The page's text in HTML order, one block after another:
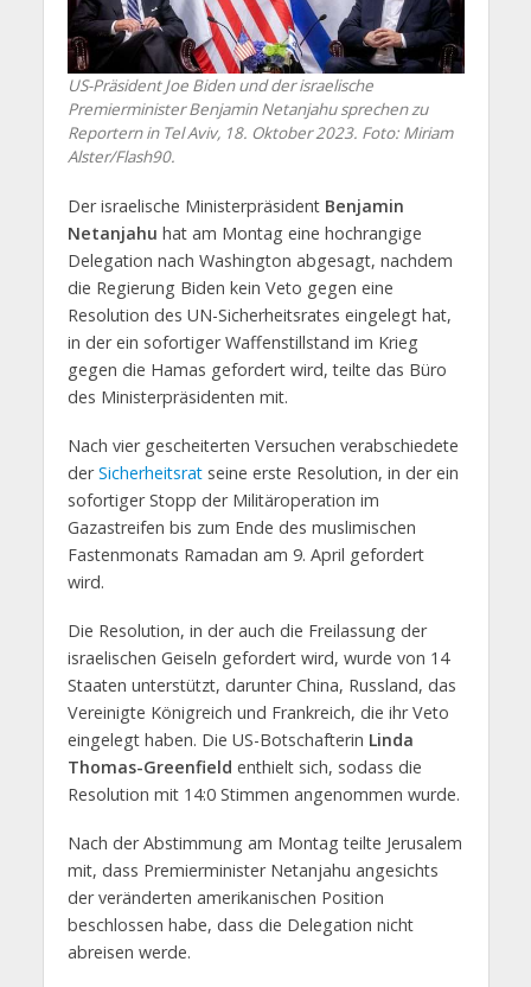
US-Präsident Joe Biden und der israelische
Premierminister Benjamin Netanjahu sprechen zu
Reportern in Tel Aviv, 18. Oktober 2023. Foto: Miriam
Alster/Flash90.
Der israelische Ministerpräsident Benjamin
Netanjahu hat am Montag eine hochrangige
Delegation nach Washington abgesagt, nachdem
die Regierung Biden kein Veto gegen eine
Resolution des UN-Sicherheitsrates eingelegt hat,
in der ein sofortiger Waffenstillstand im Krieg
gegen die Hamas gefordert wird, teilte das Büro
des Ministerpräsidenten mit.
Nach vier gescheiterten Versuchen verabschiedete
derSicherheitsratseine erste Resolution, in der ein
sofortiger Stopp der Militäroperation im
Gazastreifen bis zum Ende des muslimischen
Fastenmonats Ramadan am 9. April gefordert
wird.
Die Resolution, in der auch die Freilassung der
israelischen Geiseln gefordert wird, wurde von 14
Staaten unterstützt, darunter China, Russland, das
Vereinigte Königreich und Frankreich, die ihr Veto
eingelegt haben. Die US-Botschafterin Linda
Thomas-Greenfield enthielt sich, sodass die
Resolution mit 14:0 Stimmen angenommen wurde.
Nach der Abstimmung am Montag teilte Jerusalem
mit, dass Premierminister Netanjahu angesichts
der veränderten amerikanischen Position
beschlossen habe, dass die Delegation nicht
abreisen werde.